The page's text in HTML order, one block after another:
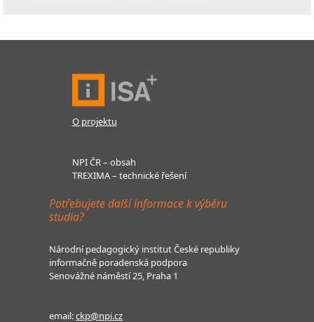
O projektu
NPI ČR – obsah
TREXIMA – technické řešení
Potřebujete další informace k výběru
studia?
Národní pedagogický institut České republiky
informačně poradenská podpora
Senovážné náměstí 25, Praha 1
email:ckp@npi.cz